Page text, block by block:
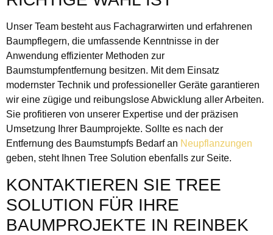
Unser Team besteht aus Fachagrarwirten und erfahrenen
Baumpflegern, die umfassende Kenntnisse in der
Anwendung effizienter Methoden zur
Baumstumpfentfernung besitzen. Mit dem Einsatz
modernster Technik und professioneller Geräte garantieren
wir eine zügige und reibungslose Abwicklung aller Arbeiten.
Sie profitieren von unserer Expertise und der präzisen
Umsetzung Ihrer Baumprojekte. Sollte es nach der
Entfernung des Baumstumpfs Bedarf an Neupflanzungen
geben, steht Ihnen Tree Solution ebenfalls zur Seite.
KONTAKTIEREN SIE TREE
SOLUTION FÜR IHRE
BAUMPROJEKTE IN REINBEK